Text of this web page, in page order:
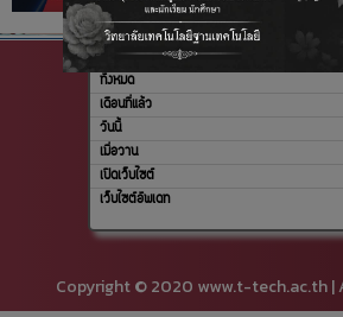
ทั้งหมด
เดือนที่แล้ว
วันนี้
เมื่อวาน
เปิดเว็บไซต์
เว็บไซต์อัพเดท
Copyright © 2020 www.t-tech.ac.th |